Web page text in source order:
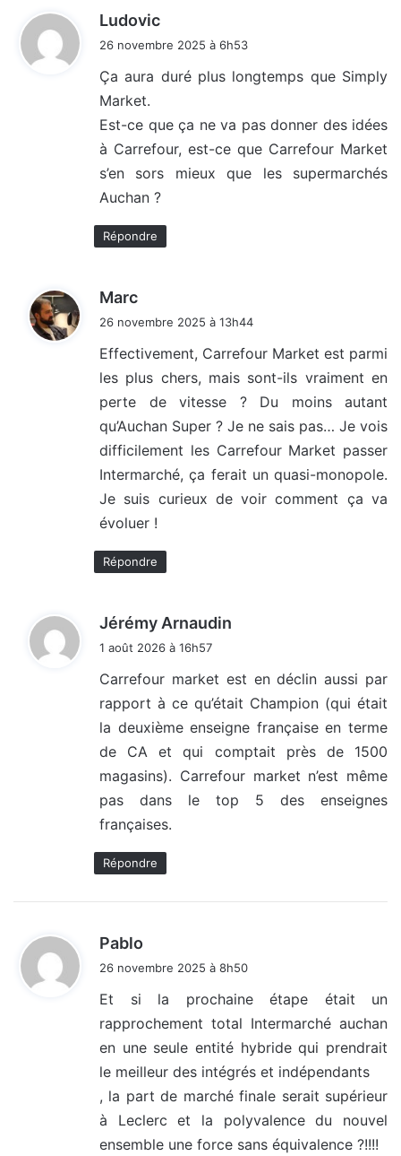
Ludovic
26 novembre 2025 à 6h53
Ça aura duré plus longtemps que Simply
Market.
Est-ce que ça ne va pas donner des idées
à Carrefour, est-ce que Carrefour Market
s’en sors mieux que les supermarchés
Auchan ?
Répondre
Marc
:
26 novembre 2025 à 13h44
Effectivement, Carrefour Market est parmi
les plus chers, mais sont-ils vraiment en
perte de vitesse ? Du moins autant
qu’Auchan Super ? Je ne sais pas… Je vois
difficilement les Carrefour Market passer
Intermarché, ça ferait un quasi-monopole.
Je suis curieux de voir comment ça va
évoluer !
Répondre
Jérémy Arnaudin
:
1 août 2026 à 16h57
Carrefour market est en déclin aussi par
rapport à ce qu’était Champion (qui était
la deuxième enseigne française en terme
de CA et qui comptait près de 1500
magasins). Carrefour market n’est même
pas dans le top 5 des enseignes
françaises.
Répondre
Pablo
:
26 novembre 2025 à 8h50
Et si la prochaine étape était un
rapprochement total Intermarché auchan
en une seule entité hybride qui prendrait
le meilleur des intégrés et indépendants
, la part de marché finale serait supérieur
à Leclerc et la polyvalence du nouvel
ensemble une force sans équivalence ?!!!!